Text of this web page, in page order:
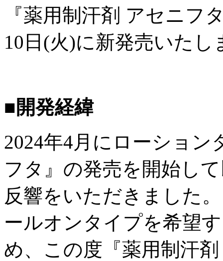
『薬用制汗剤 アセニフ
10日(火)に新発売いたし
■開発経緯
2024年4月にローショ
フタ』の発売を開始し
反響をいただきました
ールオンタイプを希望
め、この度『薬用制汗